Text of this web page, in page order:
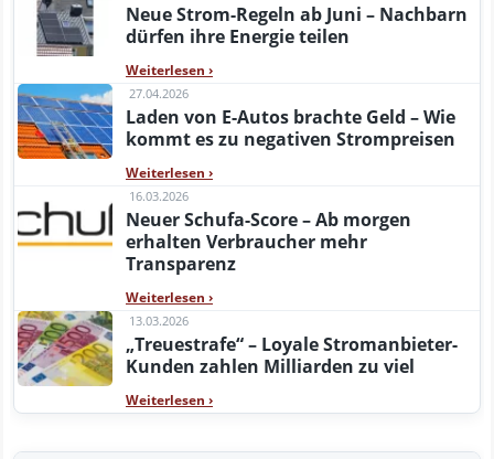
Neue Strom-Regeln ab Juni – Nachbarn
dürfen ihre Energie teilen
Weiterlesen ›
27.04.2026
Laden von E-Autos brachte Geld – Wie
kommt es zu negativen Strompreisen
Weiterlesen ›
16.03.2026
Neuer Schufa-Score – Ab morgen
erhalten Verbraucher mehr
Transparenz
Weiterlesen ›
13.03.2026
„Treuestrafe“ – Loyale Stromanbieter-
Kunden zahlen Milliarden zu viel
Weiterlesen ›